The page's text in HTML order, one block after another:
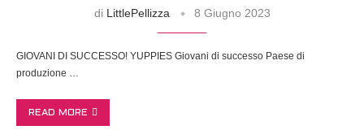
di LittlePellizza 8 Giugno 2023
GIOVANI DI SUCCESSO! YUPPIES Giovani di successo Paese di
produzione …
READ MORE